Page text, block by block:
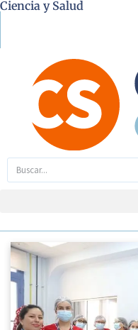
Ciencia y Salud